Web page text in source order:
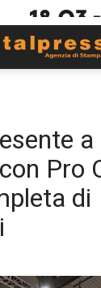
a
Pro
di